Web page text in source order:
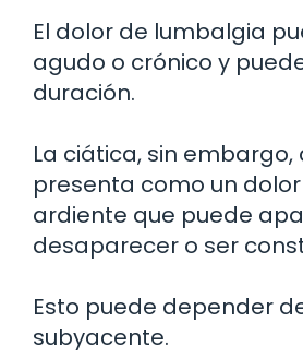
El dolor de lumbalgia
agudo o crónico y
duración.
La ciática, sin
presenta como un
ardiente que puede
desaparecer o ser
Esto puede depender
subyacente.